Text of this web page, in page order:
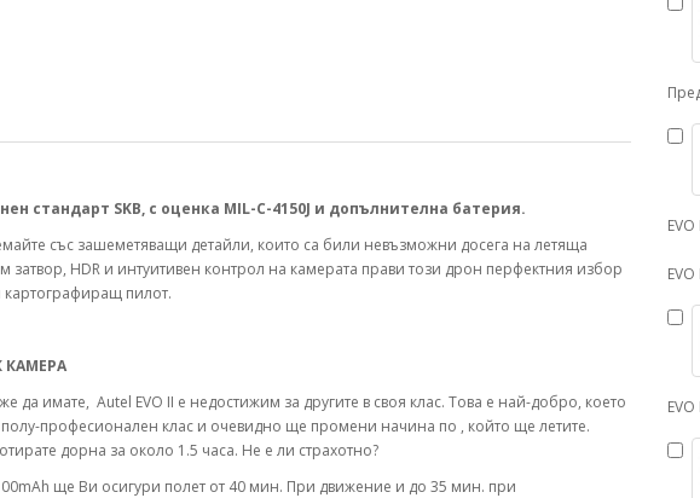
стандарт SKB, с оценка MIL-C-4150J и допълнителна батерия.
със зашеметяващи детайли, които са били невъзможни досега на летяща
затвор, HDR и интуитивен контрол на камерата прави този дрон перфектния избор
пилот.
КАМЕРА
да имате, Autel EVO II e недостижим за другите в своя клас. Това е най-добро, което
полу-професионален клас и очевидно ще промени начина по , който ще летите.
дорна за около 1.5 часа. Не е ли страхотно?
ще Ви осигури полет от 40 мин. При движение и до 35 мин. при